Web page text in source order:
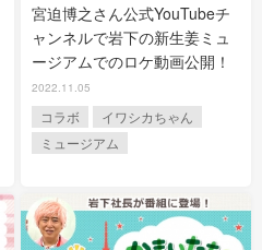
宮迫博之さん公式YouTubeチ
ャンネルで岩下の新生姜ミュ
ージアムでのロケ動画公開！
2022.11.05
コラボ
イワシカちゃん
ミュージアム